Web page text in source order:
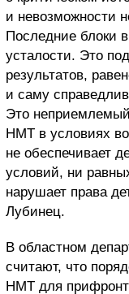
и невозможности
Последние блоки
усталости. Это
результатов,
и саму
Это
НМТ в условиях
не обеспечивает
условий, ни
нарушает права
Лубинец.
В областном
считают, что
НМТ для